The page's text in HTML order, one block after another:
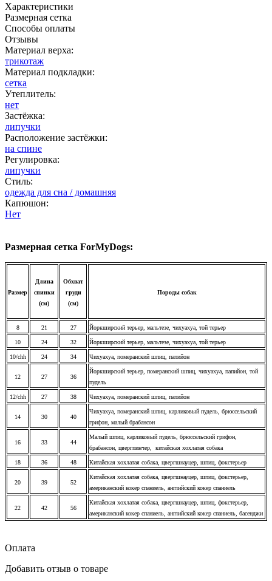
Характеристики
Размерная сетка
Способы оплаты
Отзывы
Материал верха:
трикотаж
Материал подкладки:
сетка
Утеплитель:
нет
Застёжка:
липучки
Расположение застёжки:
на спине
Регулировка:
липучки
Стиль:
одежда для сна / домашняя
Капюшон:
Нет
Размерная сетка ForMyDogs:
Размер
Длина
спинки
(см)
Обхват
груди
(см)
Породы собак
8 21 27 Йоркширский терьер, мальтезе, чихуахуа, той терьер
10 24 32 Йоркширский терьер, мальтезе, чихуахуа, той терьер
10/chh 24 34 Чихуахуа, померанский шпиц, папийон
12 27 36
Йоркширский терьер, померанский шпиц, чихуахуа, папийон, той
пудель
12/chh 27 38 Чихуахуа, померанский шпиц, папийон
14 30 40
Чихуахуа, померанский шпиц, карликовый пудель, брюссельский
грифон, малый брабансон
16 33 44
Малый шпиц, карликовый пудель, брюссельский грифон,
брабансон, цвергпинчер, китайская хохлатая собака
18 36 48 Китайская хохлатая собака, цвергшнауцер, шпиц, фокстерьер
20 39 52
Китайская хохлатая собака, цвергшнауцер, шпиц, фокстерьер,
американский кокер спаниель, английский кокер спаниель
22 42 56
Китайская хохлатая собака, цвергшнауцер, шпиц, фокстерьер,
американский кокер спаниель, английский кокер спаниель, басенджи
Оплата
Добавить отзыв о товаре